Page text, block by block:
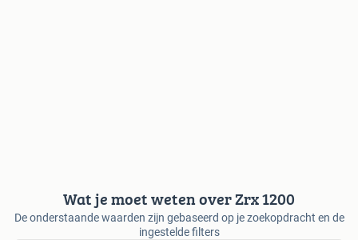
Wat je moet weten over Zrx 1200
De onderstaande waarden zijn gebaseerd op je zoekopdracht en de
ingestelde filters